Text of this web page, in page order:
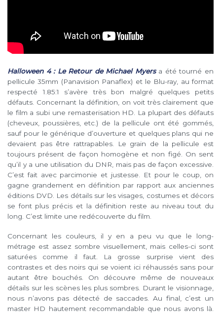
Halloween 4 : Le Retour de Michael Myersa été tourné en
pellicule 35mm (Panavision Panaflex) et le Blu-ray, au format
respecté 1.85:1 s’avère très bon malgré quelques petits
défauts. Concernant la définition, on voit très clairement que
le film a subi une remasterisation HD. La plupart des défauts
(cheveux, poussières, etc.) de la pellicule ont été gommés,
sauf pour le générique d’ouverture et quelques plans qui ne
devaient pas être rattrapables. Le grain de la pellicule est
toujours présent de façon homogène et non figé. On sent
qu’il y a une utilisation du DNR, mais pas de façon excessive.
C’est fait avec parcimonie et justesse. Et pour le coup, on
gagne grandement en définition par rapport aux anciennes
éditions DVD. Les détails sur les visages, costumes et décors
se font plus précis et la définition reste au niveau tout du
long. C’est limite une redécouverte du film.
Concernant les couleurs, il y en a peu vu que le long-
métrage est assez sombre visuellement, mais celles-ci sont
saturées comme il faut. La grosse surprise vient des
contrastes et des noirs qui se voient ici réhaussés sans pour
autant être bouchés. On découvre même de nouveaux
détails sur les scènes les plus sombres. Durant le visionnage,
nous n’avons pas détecté de saccades. Au final, c’est un
master HD hautement recommandable que nous avons là.